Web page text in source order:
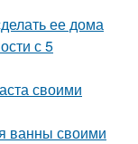
ее дома
с 5
своими
ванны своими